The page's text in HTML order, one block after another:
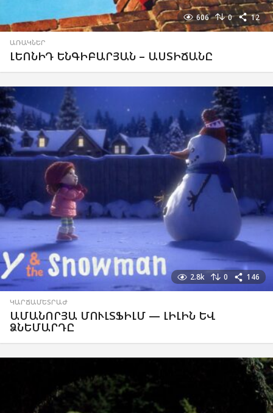
606 0 12
ԱՌԱԿՆԵՐ
ԼԵՈՆԻԴ ԵՆԳԻԲԱՐՅԱՆ – ԱՍՏԻՃԱՆԸ
2.8k 0 146
ԿԱՐՃԱՄԵՏՐԱԺ
ԱՄԱՆՈՐՅԱ ՄՈՒԼՏՖԻԼՄ — ԼԻԼԻՆ ԵՎ
ՁՆԵՄԱՐԴԸ